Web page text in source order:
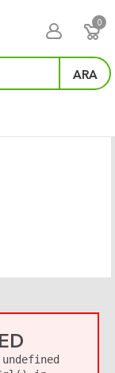
ARA
0